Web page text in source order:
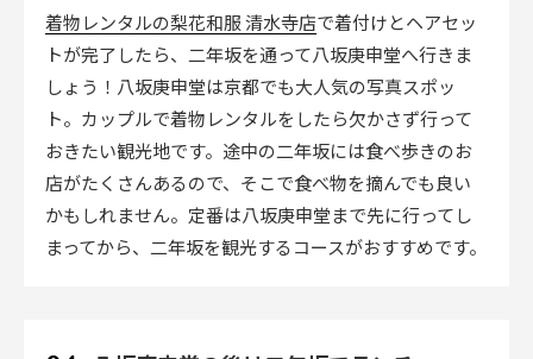
着物レンタルの梨花和服 清水寺店で着付けとヘアセッ
トが完了したら、二年坂を通って八坂庚申堂へ行きま
しょう！八坂庚申堂は京都でも大人気の写真スポッ
ト。カップルで着物レンタルをしたら欠かさず行って
おきたい観光地です。途中の二年坂には食べ歩きのお
店がたくさんあるので、そこで食べ物を摘んでも良い
かもしれません。定番は八坂庚申堂まで先に行ってし
まってから、二年坂を観光するコースがおすすめです。